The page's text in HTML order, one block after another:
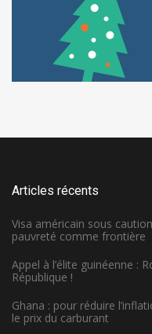
Articles récents
Visa américain sous
pauvreté comme frontière
Appel à l’élite guinéenne :
République !
Ghana : pour réduire
le prix du carburant